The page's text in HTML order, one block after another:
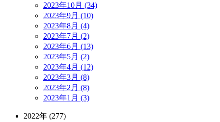
2023年10月 (34)
2023年9月 (10)
2023年8月 (4)
2023年7月 (2)
2023年6月 (13)
2023年5月 (2)
2023年4月 (12)
2023年3月 (8)
2023年2月 (8)
2023年1月 (3)
2022年 (277)